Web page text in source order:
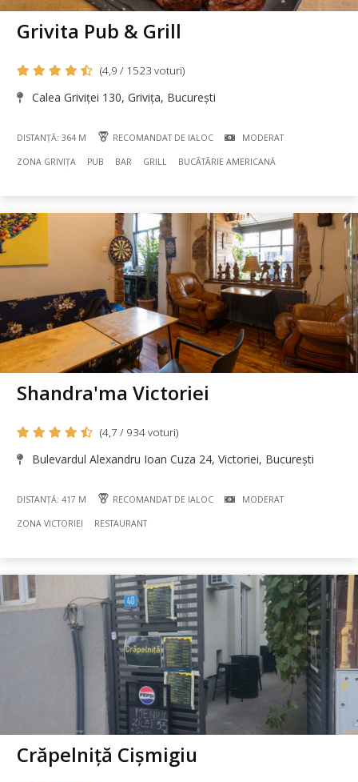
Grivita Pub & Grill
(4,9 / 1523 voturi)
Calea Griviței 130, Grivița, București
DISTANȚĂ: 364 M RECOMANDAT DE IALOC MODERAT
ZONA GRIVIȚA PUB BAR GRILL BUCÃTÃRIE AMERICANĂ
Shandra'ma Victoriei
(4,7 / 934 voturi)
Bulevardul Alexandru Ioan Cuza 24, Victoriei, București
DISTANȚĂ: 417 M RECOMANDAT DE IALOC MODERAT
ZONA VICTORIEI RESTAURANT
Crăpelniță Cișmigiu